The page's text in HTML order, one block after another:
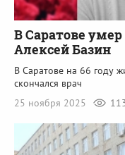
В Саратове
Алексей Базин
В Саратове на 66 году
скончался врач
25 ноября 2025